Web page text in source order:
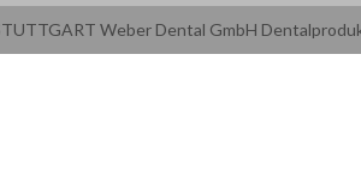
Weber Dental GmbH